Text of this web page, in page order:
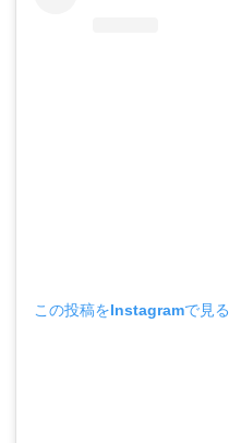
この投稿をInstagramで見る